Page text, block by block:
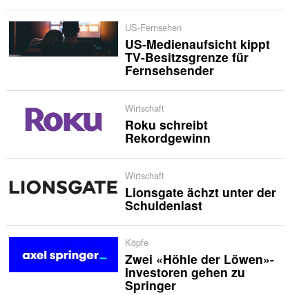
US-Fernsehen
US-Medienaufsicht kippt
TV-Besitzsgrenze für
Fernsehsender
Wirtschaft
Roku schreibt
Rekordgewinn
Wirtschaft
Lionsgate ächzt unter der
Schuldenlast
Köpfe
Zwei «Höhle der Löwen»-
Investoren gehen zu
Springer